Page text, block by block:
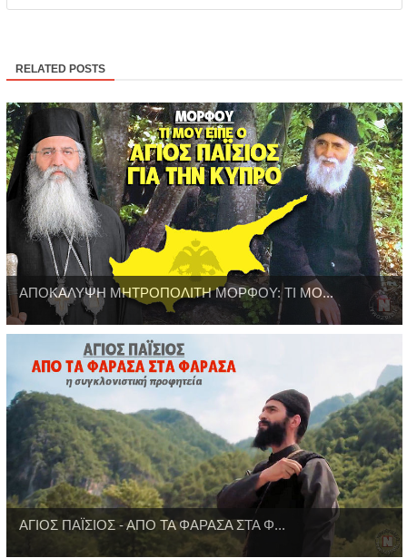
RELATED POSTS
ΑΠΟΚΑΛΥΨΗ ΜΗΤΡΟΠΟΛΙΤΗ ΜΟΡΦΟΥ: ΤΙ ΜΟ...
ΑΓΙΟΣ ΠΑΪΣΙΟΣ - ΑΠΟ ΤΑ ΦΑΡΑΣΑ ΣΤΑ Φ...